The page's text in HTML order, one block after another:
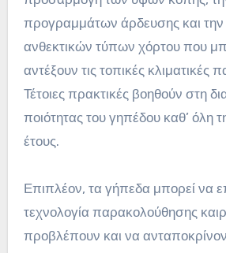
προγραμμάτων άρδευσης και την
ανθεκτικών τύπων χόρτου που
αντέξουν τις τοπικές κλιματικές
Τέτοιες πρακτικές βοηθούν στη
ποιότητας του γηπέδου καθ’ όλη
έτους.
Επιπλέον, τα γήπεδα μπορεί να
τεχνολογία παρακολούθησης
προβλέπουν και να